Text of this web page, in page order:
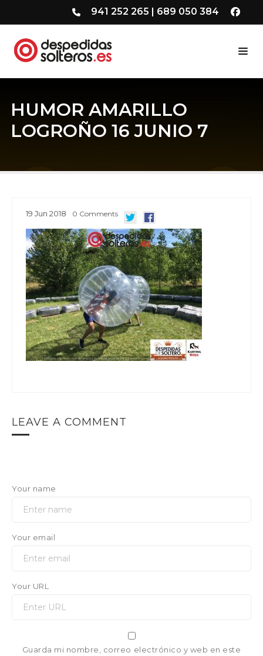
941 252 265 | 689 050 384
HUMOR AMARILLO
LOGROÑO 16 JUNIO 7
19 Jun 2018 0 Comments
LEAVE A COMMENT
Your name
Your email
Your URL
Guarda mi nombre, correo electrónico y web en este